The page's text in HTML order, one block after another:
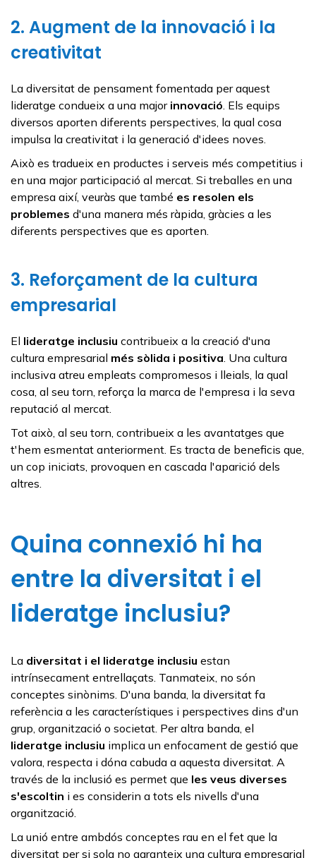
2. Augment de la innovació i la
creativitat
La diversitat de pensament fomentada per aquest
lideratge condueix a una major innovació. Els equips
diversos aporten diferents perspectives, la qual cosa
impulsa la creativitat i la generació d'idees noves.
Això es tradueix en productes i serveis més competitius i
en una major participació al mercat. Si treballes en una
empresa així, veuràs que també es resolen els
problemes d'una manera més ràpida, gràcies a les
diferents perspectives que es aporten.
3. Reforçament de la cultura
empresarial
El lideratge inclusiu contribueix a la creació d'una
cultura empresarial més sòlida i positiva. Una cultura
inclusiva atreu empleats compromesos i lleials, la qual
cosa, al seu torn, reforça la marca de l'empresa i la seva
reputació al mercat.
Tot això, al seu torn, contribueix a les avantatges que
t'hem esmentat anteriorment. Es tracta de beneficis que,
un cop iniciats, provoquen en cascada l'aparició dels
altres.
Quina connexió hi ha
entre la diversitat i el
lideratge inclusiu?
La diversitat i el lideratge inclusiu estan
intrínsecament entrellaçats. Tanmateix, no són
conceptes sinònims. D'una banda, la diversitat fa
referència a les característiques i perspectives dins d'un
grup, organització o societat. Per altra banda, el
lideratge inclusiu implica un enfocament de gestió que
valora, respecta i dóna cabuda a aquesta diversitat. A
través de la inclusió es permet que les veus diverses
s'escoltin i es considerin a tots els nivells d'una
organització.
La unió entre ambdós conceptes rau en el fet que la
diversitat per si sola no garanteix una cultura empresarial